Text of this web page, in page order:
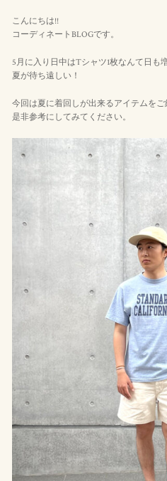
こんにちは!!
コーディネートBLOGです。
5月に入り日中はTシャツ1枚なんて日も
夏が待ち遠しい！
今回は夏に着回しが出来るアイテムをご
是非参考にしてみてください。